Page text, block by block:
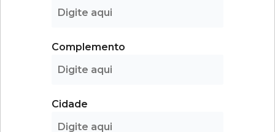
Complemento
Cidade